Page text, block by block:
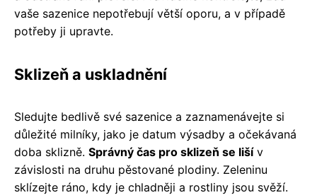
vaše sazenice nepotřebují větší oporu, a v případě
potřeby ji upravte.
Sklizeň a uskladnění
Sledujte bedlivě své sazenice a zaznamenávejte si
důležité milníky, jako je datum výsadby a očekávaná
doba sklizně. Správný čas pro sklizeň se lišív
závislosti na druhu pěstované plodiny. Zeleninu
sklízejte ráno, kdy je chladněji a rostliny jsou svěží.